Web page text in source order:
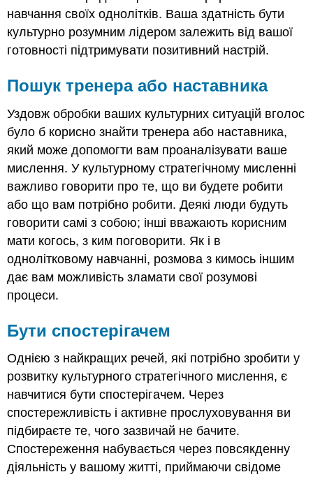
навчання своїх однолітків. Ваша здатність бути
культурно розумним лідером залежить від вашої
готовності підтримувати позитивний настрій.
Пошук тренера або наставника
Уздовж обробки ваших культурних ситуацій вголос
було б корисно знайти тренера або наставника,
який може допомогти вам проаналізувати ваше
мислення. У культурному стратегічному мисленні
важливо говорити про те, що ви будете робити
або що вам потрібно робити. Деякі люди будуть
говорити самі з собою; інші вважають корисним
мати когось, з ким поговорити. Як і в
однолітковому навчанні, розмова з кимось іншим
дає вам можливість зламати свої розумові
процеси.
Бути спостерігачем
Однією з найкращих речей, які потрібно зробити у
розвитку культурного стратегічного мислення, є
навчитися бути спостерігачем. Через
спостережливість і активне прослуховування ви
підбираєте те, чого зазвичай не бачите.
Спостереження набувається через повсякденну
діяльність у вашому житті, приймаючи свідоме